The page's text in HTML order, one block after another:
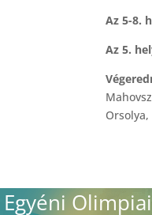
Az 5-8.
Az 5.
Egyéni